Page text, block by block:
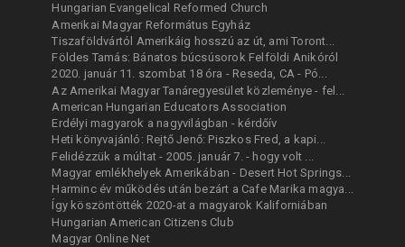
Hungarian Evangelical Reformed Church
Amerikai Magyar Református Egyház
Tiszaföldvártól Amerikáig hosszú az út, ami Toront...
Földes Tamás: Bánatos búcsúsorok Felföldi Anikóról
2020. január 11. szombat 18 óra - Reseda, CA - Pó...
Az Amerikai Magyar Tanáregyesület közleménye - fel...
American Hungarian Educators Association
Erdélyi magyarok a nagyvilágban - kérdőív
Heti könyvajánló: Rejtő Jenő: Piszkos Fred, a kapi...
Felidézzük a múltat - 2005. január 7. - hogy volt ...
Magyar emlékhelyek Amerikában - Desert Hot Springs...
Harminc év működés után bezárt a Cafe Marika magya...
Így köszöntötték 2020-at a magyarok Kaliforniában
Hungarian American Citizens Club
Magyar Online Net